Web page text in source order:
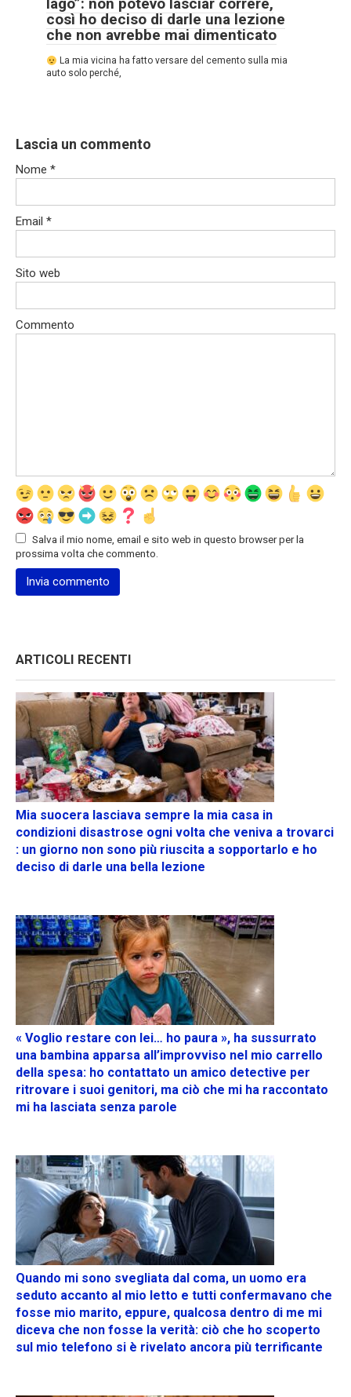
lago”: non potevo lasciar correre,
così ho deciso di darle una lezione
che non avrebbe mai dimenticato
La mia vicina ha fatto versare del cemento sulla mia
auto solo perché,
Lascia un commento
Nome *
Email *
Sito web
Commento
Salva il mio nome, email e sito web in questo browser per la
prossima volta che commento.
ARTICOLI RECENTI
Mia suocera lasciava sempre la mia casa in
condizioni disastrose ogni volta che veniva a trovarci
: un giorno non sono più riuscita a sopportarlo e ho
deciso di darle una bella lezione
« Voglio restare con lei… ho paura », ha sussurrato
una bambina apparsa all’improvviso nel mio carrello
della spesa: ho contattato un amico detective per
ritrovare i suoi genitori, ma ciò che mi ha raccontato
mi ha lasciata senza parole
Quando mi sono svegliata dal coma, un uomo era
seduto accanto al mio letto e tutti confermavano che
fosse mio marito, eppure, qualcosa dentro di me mi
diceva che non fosse la verità: ciò che ho scoperto
sul mio telefono si è rivelato ancora più terrificante